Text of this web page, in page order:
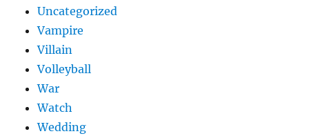
Uncategorized
Vampire
Villain
Volleyball
War
Watch
Wedding